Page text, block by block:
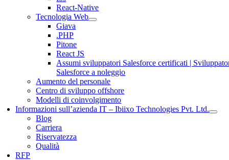
React-Native
Tecnologia Web
Giava
.PHP
Pitone
React JS
Assumi sviluppatori Salesforce certificati |
Salesforce a noleggio
Aumento del personale
Centro di sviluppo offshore
Modelli di coinvolgimento
Informazioni sull’azienda IT – Ibiixo Technologies Pvt. Ltd.
Blog
Carriera
Riservatezza
Qualità
RFP